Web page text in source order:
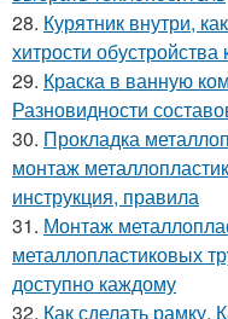
28. Курятник внутри,
хитрости обустройства
29. Краска в ванную
Разновидности
30. Прокладка
монтаж
инструкция, правила
31. Монтаж
металлопластиковых
доступно каждому
32. Как сделать рамку.